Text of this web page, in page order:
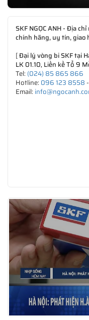
SKF NGỌC ANH - Địa
chính hãng, uy tín, giao
[Đại lý vòng bi SKF tại
LK 01.10, Liền kề Tổ 9
Tel: (024) 85 865 866
Hotline: 096 123 8558-
Email: